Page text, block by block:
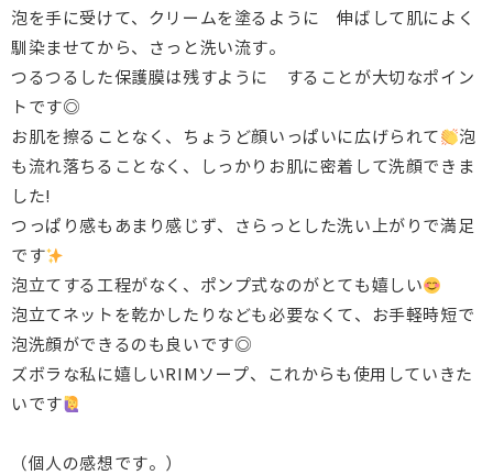
泡を手に受けて、クリームを塗るように 伸ばして肌によく
馴染ませてから、さっと洗い流す。
つるつるした保護膜は残すように することが大切なポイン
トです◎
お肌を擦ることなく、ちょうど顔いっぱいに広げられて
泡
も流れ落ちることなく、しっかりお肌に密着して洗顔できま
した!
つっぱり感もあまり感じず、さらっとした洗い上がりで満足
です
泡立てする工程がなく、ポンプ式なのがとても嬉しい
泡立てネットを乾かしたりなども必要なくて、お手軽時短で
泡洗顔ができるのも良いです◎
ズボラな私に嬉しいRIMソープ、これからも使用していきた
いです
（個人の感想です。）